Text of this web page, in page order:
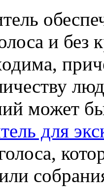
и
может
для